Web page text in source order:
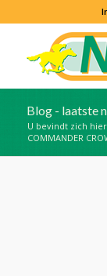
Blog - laatste
U bevindt zich
COMMANDER